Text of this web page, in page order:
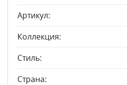
Артикул:
Коллекция:
Стиль:
Страна: